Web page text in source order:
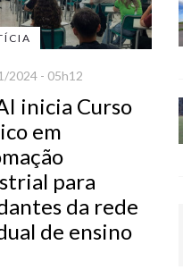
2024 - 05h12
inicia Curso
em
para
da rede
de ensino